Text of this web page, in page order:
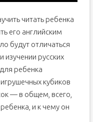
читать ребенка
его английским
будут отличаться
изучении русских
ребенка
кубиков
— в общем, всего,
и к чему он